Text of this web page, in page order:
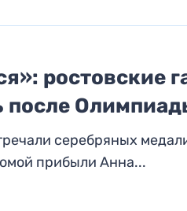
ростовские
после
серебряных
прибыли Анна...